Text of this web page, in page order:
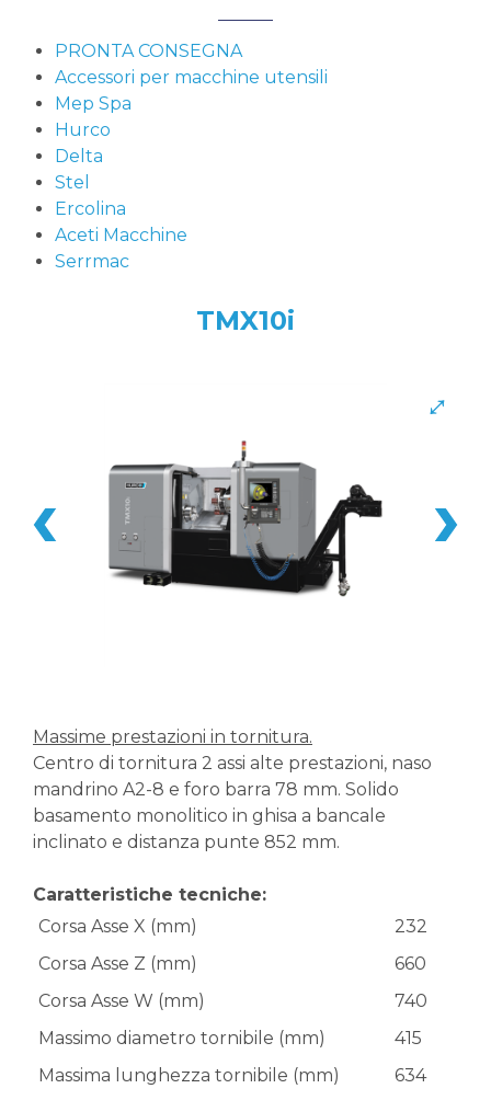
PRONTA CONSEGNA
Accessori per macchine utensili
Mep Spa
Hurco
Delta
Stel
Ercolina
Aceti Macchine
Serrmac
TMX10i
Massime prestazioni in tornitura.
Centro di tornitura 2 assi alte prestazioni, naso
mandrino A2-8 e foro barra 78 mm. Solido
basamento monolitico in ghisa a bancale
inclinato e distanza punte 852 mm.
Caratteristiche tecniche:
Corsa Asse X (mm)
232
Corsa Asse Z (mm)
660
Corsa Asse W (mm)
740
Massimo diametro tornibile (mm)
415
Massima lunghezza tornibile (mm)
634